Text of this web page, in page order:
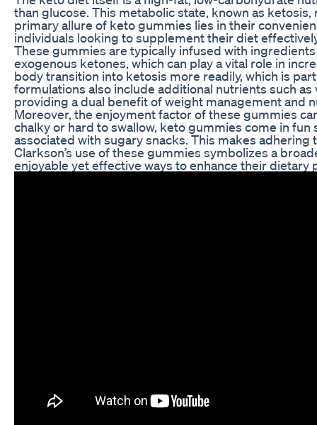
than glucose. This metabolic state, known as
primary allure of keto gummies lies in their
individuals looking to supplement their diet
These gummies are typically infused with
exogenous ketones, which can play a vital role in
body transition into ketosis more readily, which is
formulations also include additional nutrients such
providing a dual benefit of weight management and
Moreover, the enjoyment factor of these gummies
chalky or hard to swallow, keto gummies come in
associated with sugary snacks. This makes
Clarkson’s use of these gummies symbolizes a
enjoyable yet effective ways to enhance their